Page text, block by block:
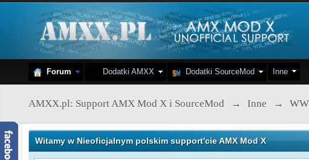
Forum Dodatki AMXX Dodatki SourceMod Inne
AMXX.pl: Support AMX Mod X i SourceMod → Inne →
Witamy w Nieoficjalnym polskim support'cie AMX Mod X